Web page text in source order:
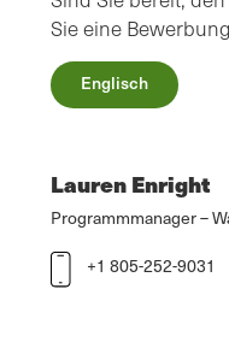
Sie eine
Englisch
Lauren Enright
Programmmanager –
+1 805-252-9031